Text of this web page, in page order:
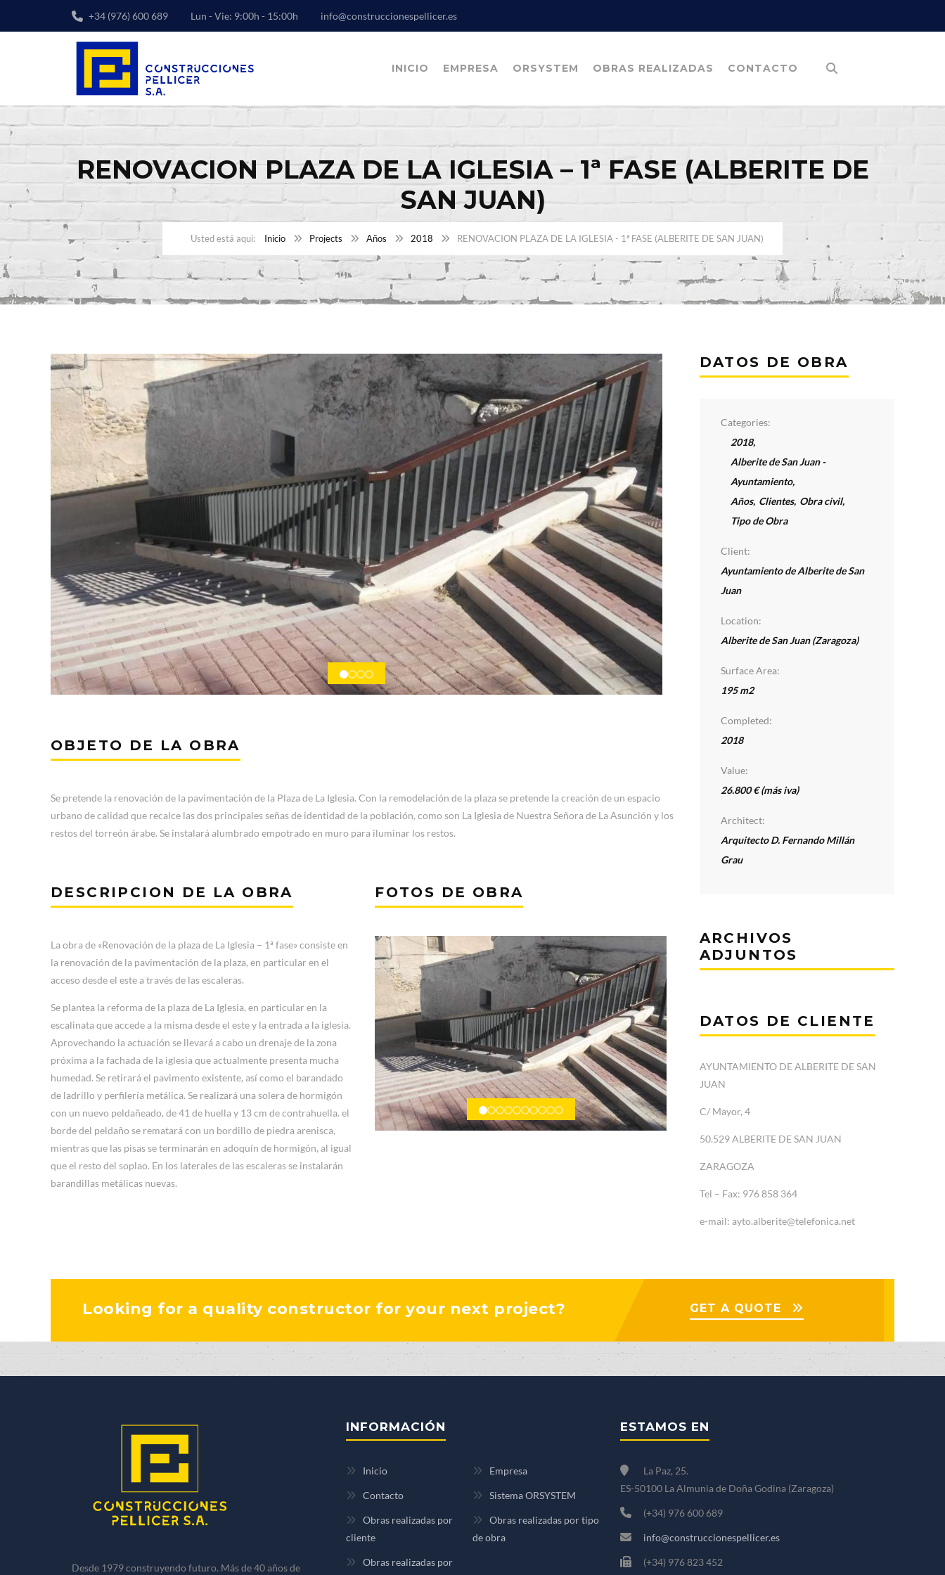
+34 (976) 600 689 Lun - Vie: 9:00h - 15:00h info@construccionespellicer.es
INICIO EMPRESA ORSYSTEM OBRAS REALIZADAS CONTACTO
RENOVACION PLAZA DE LA IGLESIA – 1ª FASE (ALBERITE DE
SAN JUAN)
Inicio Projects Años 2018 RENOVACION PLAZA DE LA IGLESIA - 1ª FASE (ALBERITE DE SAN JUAN)
OBJETO DE LA OBRA
Se pretende la renovación de la pavimentación de la Plaza de La Iglesia. Con la remodelación de la plaza se pretende la creación de un espacio
urbano de calidad que recalce las dos principales señas de identidad de la población, como son La Iglesia de Nuestra Señora de La Asunción y los
restos del torreón árabe. Se instalará alumbrado empotrado en muro para iluminar los restos.
DESCRIPCION DE LA OBRA
La obra de «Renovación de la plaza de La Iglesia – 1ª fase» consiste en
la renovación de la pavimentación de la plaza, en particular en el
acceso desde el este a través de las escaleras.
Se plantea la reforma de la plaza de La Iglesia, en particular en la
escalinata que accede a la misma desde el este y la entrada a la iglesia.
Aprovechando la actuación se llevará a cabo un drenaje de la zona
próxima a la fachada de la iglesia que actualmente presenta mucha
humedad. Se retirará el pavimento existente, así como el barandado
de ladrillo y perfilería metálica. Se realizará una solera de hormigón
con un nuevo peldañeado, de 41 de huella y 13 cm de contrahuella. el
borde del peldaño se rematará con un bordillo de piedra arenisca,
mientras que las pisas se terminarán en adoquín de hormigón, al igual
que el resto del soplao. En los laterales de las escaleras se instalarán
barandillas metálicas nuevas.
FOTOS DE OBRA
DATOS DE OBRA
Categories:
2018,
Alberite de San Juan -
Ayuntamiento,
Años, Clientes, Obra civil,
Tipo de Obra
Client:
Ayuntamiento de Alberite de San
Juan
Location:
Alberite de San Juan (Zaragoza)
Surface Area:
195 m2
Completed:
2018
Value:
26.800 € (más iva)
Architect:
Arquitecto D. Fernando Millán
Grau
ARCHIVOS
ADJUNTOS
DATOS DE CLIENTE
AYUNTAMIENTO DE ALBERITE DE SAN
JUAN
C/ Mayor, 4
50.529 ALBERITE DE SAN JUAN
ZARAGOZA
Tel – Fax: 976 858 364
e-mail: ayto.alberite@telefonica.net
Looking for a quality constructor for your next project? GET A QUOTE
Desde 1979 construyendo futuro. Más de 40 años de
INFORMACIÓN
Inicio Empresa
Contacto Sistema ORSYSTEM
Obras realizadas por
cliente
Obras realizadas por tipo
de obra
Obras realizadas por
ESTAMOS EN
La Paz, 25.
ES-50100 La Almunia de Doña Godina (Zaragoza)
(+34) 976 600 689
info@construccionespellicer.es
(+34) 976 823 452